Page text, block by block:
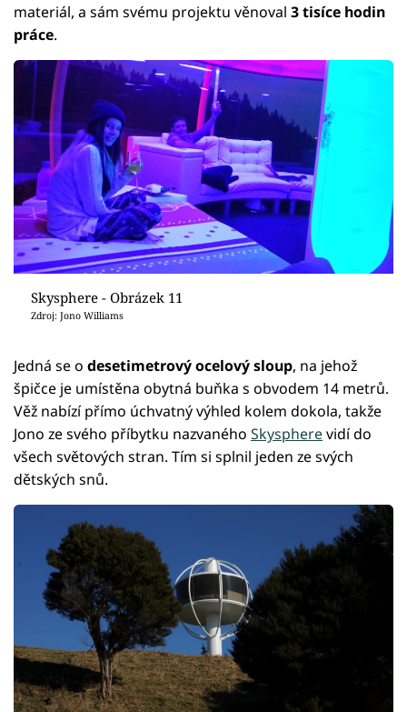
materiál, a sám svému projektu věnoval 3 tisíce hodin
práce.
Skysphere - Obrázek 11
Zdroj: Jono Williams
Jedná se o desetimetrový ocelový sloup, na jehož
špičce je umístěna obytná buňka s obvodem 14 metrů.
Věž nabízí přímo úchvatný výhled kolem dokola, takže
Jono ze svého příbytku nazvaného Skyspherevidí do
všech světových stran. Tím si splnil jeden ze svých
dětských snů.